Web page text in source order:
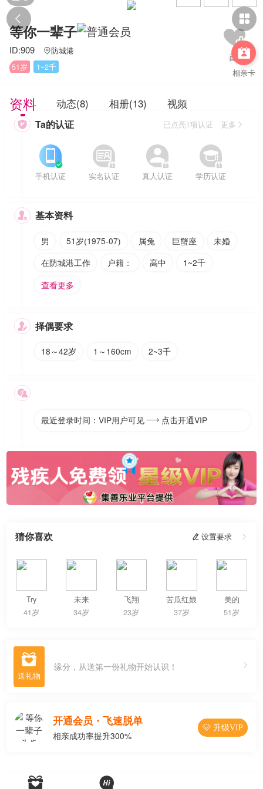
 

相亲卡
等你一辈子
ID:909 防城港
51岁
1~2千
资料 动态(8) 相册(13) 视频
 Ta的认证 已点亮1项认证 更多


手机认证


实名认证


真人认证


学历认证
 基本资料
男 51岁(1975-07) 属兔 巨蟹座
未婚
在防城港工作
户籍： 高中
1~2千
查看更多
 择偶要求
18～42岁 1～160cm 2~3千

最近登录时间：VIP用户可见  点击开通VIP
猜你喜欢  设置要求 
Try
41岁
未来
34岁
飞翔
23岁
苦瓜红娘
37岁
美的
51岁
 缘分，从送第一份礼物开始认识！
开通会员・飞速脱单
相亲成功率提升300%
 升级VIP
 